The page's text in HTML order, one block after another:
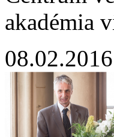
akadémia
08.02.2016